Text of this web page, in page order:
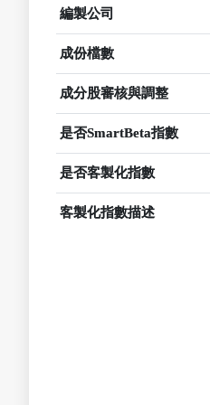
編製公司
成份檔數
成分股審核與調整
是否SmartBeta指數
是否客製化指數
客製化指數描述